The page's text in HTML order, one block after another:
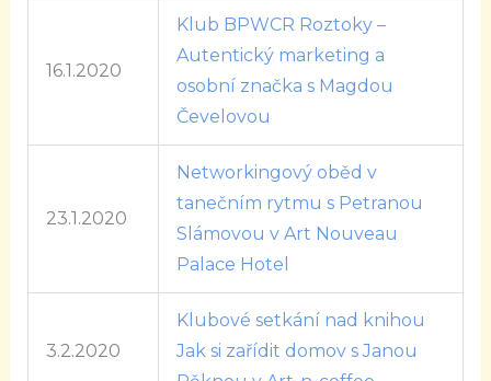
16.1.2020
Klub BPWCR Roztoky –
Autentický marketing a
osobní značka s Magdou
Čevelovou
23.1.2020
Networkingový oběd v
tanečním rytmu s Petranou
Slámovou v Art Nouveau
Palace Hotel
3.2.2020
Klubové setkání nad knihou
Jak si zařídit domov s Janou